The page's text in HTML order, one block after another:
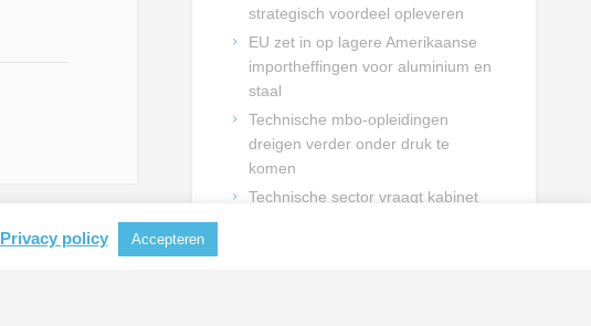
strategisch voordeel opleveren
EU zet in op lagere Amerikaanse
importheffingen voor aluminium en
staal
Technische mbo-opleidingen
dreigen verder onder druk te
komen
Technische sector vraagt kabinet
Privacy policy Accepteren